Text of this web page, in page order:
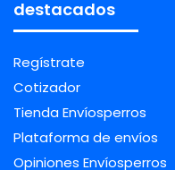
destacados
Regístrate
Cotizador
Tienda Envíosperros
Plataforma de envíos
Opiniones Envíosperros